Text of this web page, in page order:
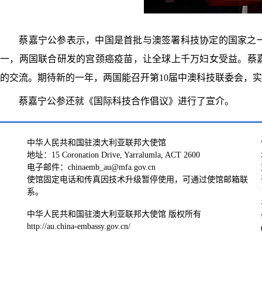
蔡嘉宁公参表示，中国是首批与澳签署科技协定的国家之
一，两国联合研发的宫颈癌疫苗，让全球上千万妇女受益。
的交流。期待新的一年，两国能召开第10届中澳科技联委会，
蔡嘉宁公参还就《国际科技合作倡议》进行了宣介。
中华人民共和国驻澳大利亚联邦大使馆
地址：15 Coronation Drive, Yarralumla, ACT 2600
电子邮件：chinaemb_au@mfa.gov.cn
使馆固定电话和传真因技术升级暂停使用，可通过使馆邮箱联
系。
中华人民共和国驻澳大利亚联邦大使馆 版权所有
http://au.china-embassy.gov.cn/